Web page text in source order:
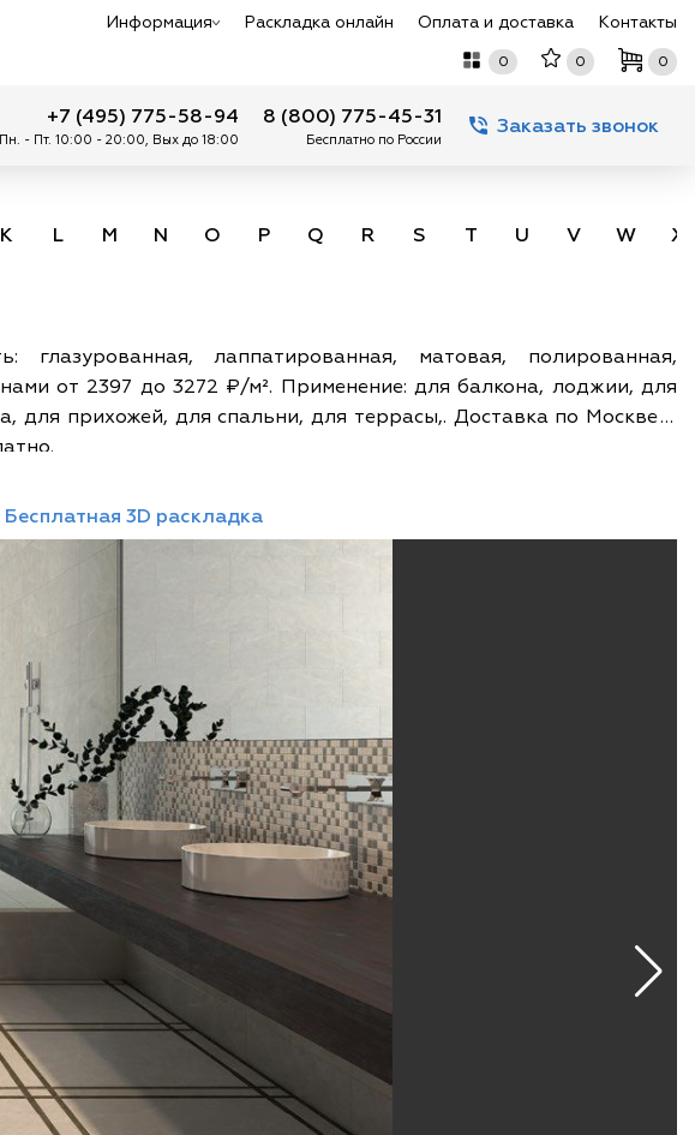
Информация Раскладка онлайн Оплата и доставка Контакты
0 0 0
+7 (495) 775-58-94
Пн. - Пт. 10:00 - 20:00, Вых до 18:00
8 (800) 775-45-31
Бесплатно по России
Заказать звонок
K L M N O P Q R S T U V W X
лаппатированная, матовая, полированная,
от 2397 до 3272 ₽/м². Применение: для балкона, лоджии, для
для прихожей, для спальни, для террасы,. Доставка по Москве и
Бесплатная 3D раскладка